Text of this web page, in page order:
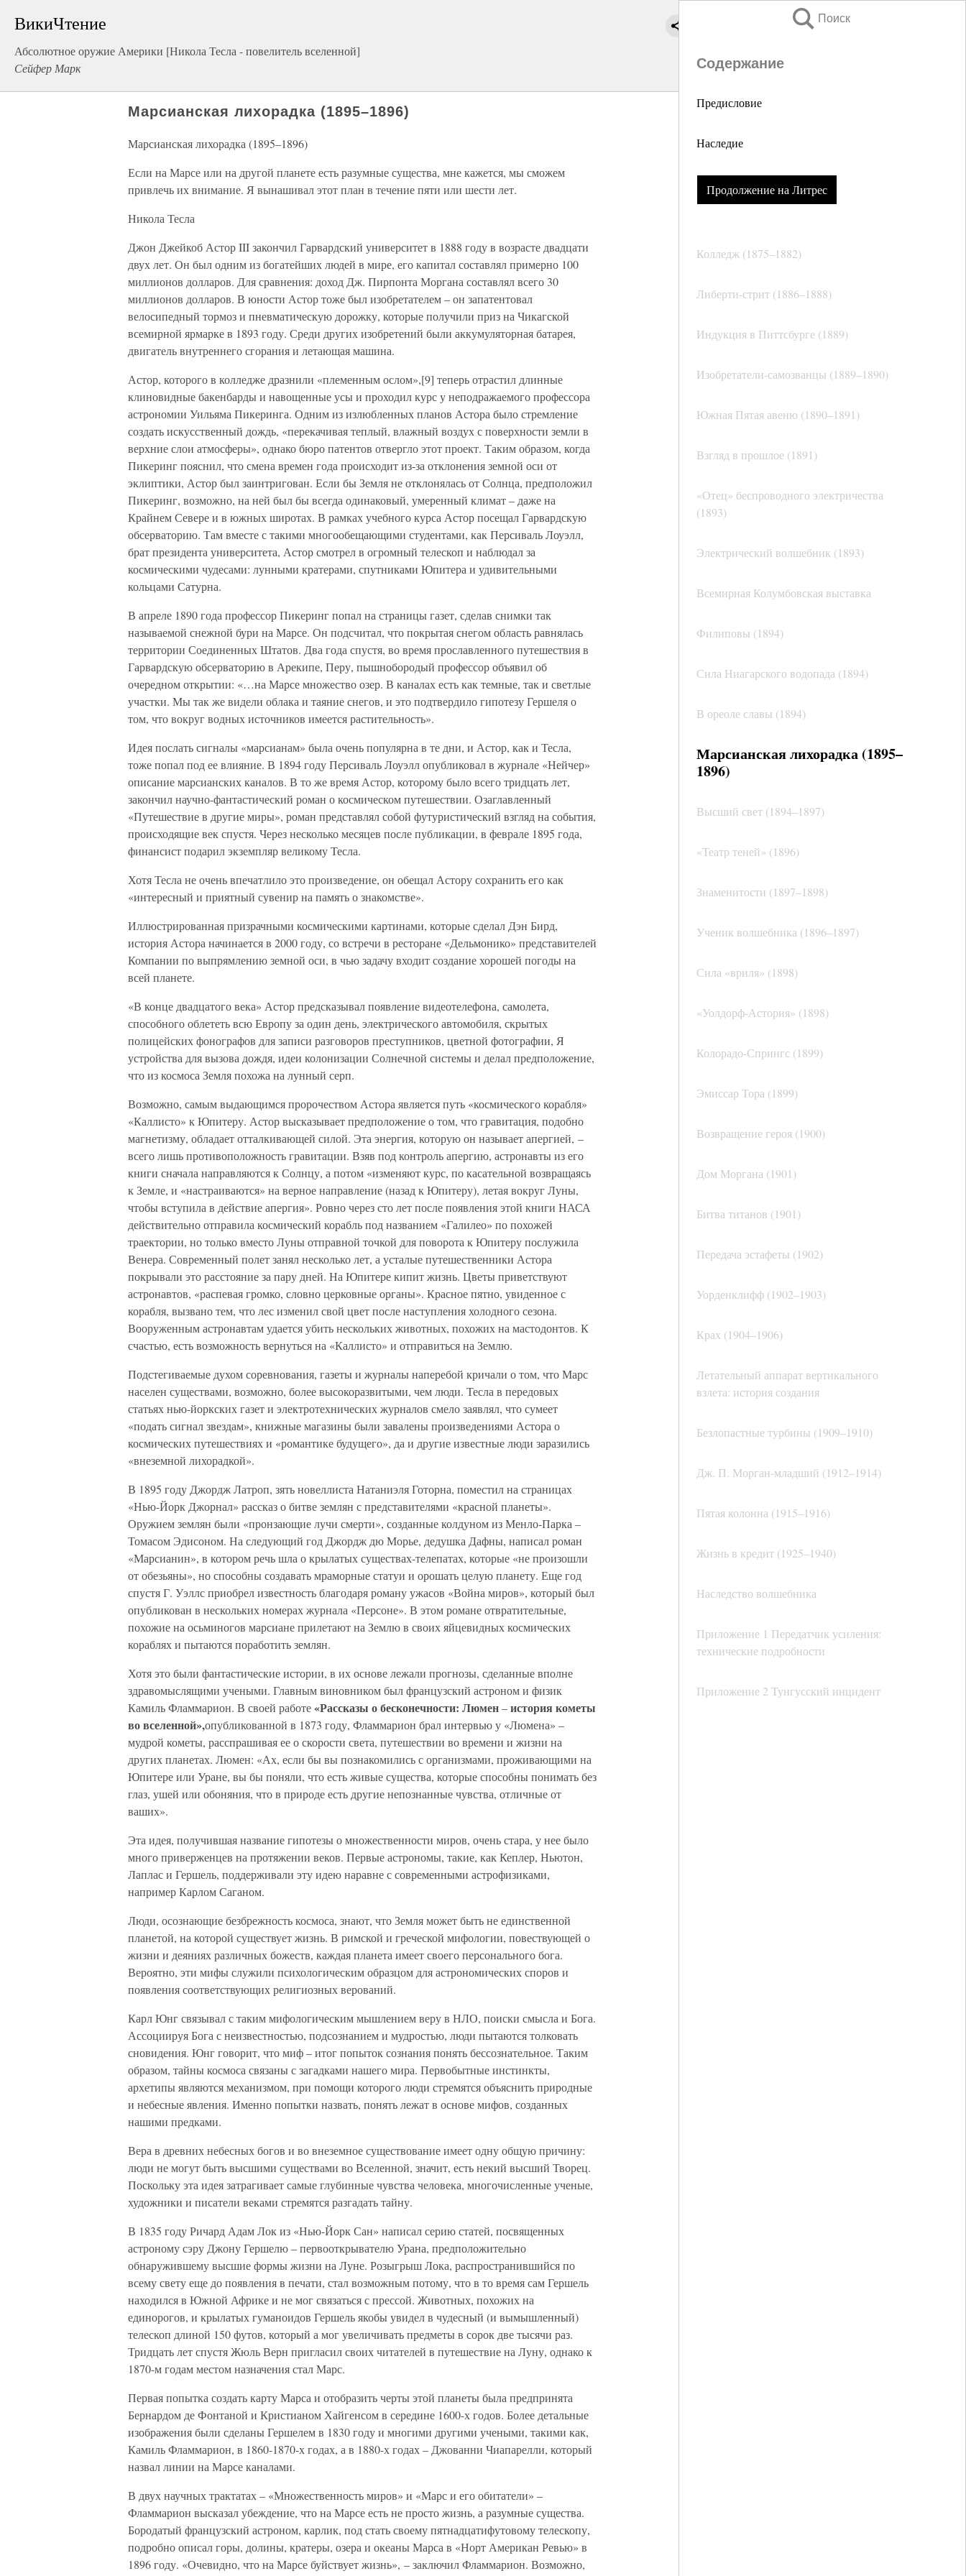
ВикиЧтение
Абсолютное оружие Америки [Никола Тесла - повелитель вселенной]
Сейфер Марк
Поиск
Содержание
Предисловие
Наследие
Продолжение на Литрес
Колледж (1875–1882)
Либерти-стрит (1886–1888)
Индукция в Питтсбурге (1889)
Изобретатели-самозванцы (1889–1890)
Южная Пятая авеню (1890–1891)
Взгляд в прошлое (1891)
«Отец» беспроводного электричества
(1893)
Электрический волшебник (1893)
Всемирная Колумбовская выставка
Филиповы (1894)
Сила Ниагарского водопада (1894)
В ореоле славы (1894)
Марсианская лихорадка (1895–
1896)
Высший свет (1894–1897)
«Театр теней» (1896)
Знаменитости (1897–1898)
Ученик волшебника (1896–1897)
Сила «вриля» (1898)
«Уолдорф-Астория» (1898)
Колорадо-Спрингс (1899)
Эмиссар Тора (1899)
Возвращение героя (1900)
Дом Моргана (1901)
Битва титанов (1901)
Передача эстафеты (1902)
Уорденклифф (1902–1903)
Крах (1904–1906)
Летательный аппарат вертикального
взлета: история создания
Безлопастные турбины (1909–1910)
Дж. П. Морган-младший (1912–1914)
Пятая колонна (1915–1916)
Жизнь в кредит (1925–1940)
Наследство волшебника
Приложение 1 Передатчик усиления:
технические подробности
Приложение 2 Тунгусский инцидент
Марсианская лихорадка (1895–1896)
Марсианская лихорадка (1895–1896)
Если на Марсе или на другой планете есть разумные существа, мне кажется, мы сможем
привлечь их внимание. Я вынашивал этот план в течение пяти или шести лет.
Никола Тесла
Джон Джейкоб Астор III закончил Гарвардский университет в 1888 году в возрасте двадцати
двух лет. Он был одним из богатейших людей в мире, его капитал составлял примерно 100
миллионов долларов. Для сравнения: доход Дж. Пирпонта Моргана составлял всего 30
миллионов долларов. В юности Астор тоже был изобретателем – он запатентовал
велосипедный тормоз и пневматическую дорожку, которые получили приз на Чикагской
всемирной ярмарке в 1893 году. Среди других изобретений были аккумуляторная батарея,
двигатель внутреннего сгорания и летающая машина.
Астор, которого в колледже дразнили «племенным ослом»,[9] теперь отрастил длинные
клиновидные бакенбарды и навощенные усы и проходил курс у неподражаемого профессора
астрономии Уильяма Пикеринга. Одним из излюбленных планов Астора было стремление
создать искусственный дождь, «перекачивая теплый, влажный воздух с поверхности земли в
верхние слои атмосферы», однако бюро патентов отвергло этот проект. Таким образом, когда
Пикеринг пояснил, что смена времен года происходит из-за отклонения земной оси от
эклиптики, Астор был заинтригован. Если бы Земля не отклонялась от Солнца, предположил
Пикеринг, возможно, на ней был бы всегда одинаковый, умеренный климат – даже на
Крайнем Севере и в южных широтах. В рамках учебного курса Астор посещал Гарвардскую
обсерваторию. Там вместе с такими многообещающими студентами, как Персиваль Лоуэлл,
брат президента университета, Астор смотрел в огромный телескоп и наблюдал за
космическими чудесами: лунными кратерами, спутниками Юпитера и удивительными
кольцами Сатурна.
В апреле 1890 года профессор Пикеринг попал на страницы газет, сделав снимки так
называемой снежной бури на Марсе. Он подсчитал, что покрытая снегом область равнялась
территории Соединенных Штатов. Два года спустя, во время прославленного путешествия в
Гарвардскую обсерваторию в Арекипе, Перу, пышнобородый профессор объявил об
очередном открытии: «…на Марсе множество озер. В каналах есть как темные, так и светлые
участки. Мы так же видели облака и таяние снегов, и это подтвердило гипотезу Гершеля о
том, что вокруг водных источников имеется растительность».
Идея послать сигналы «марсианам» была очень популярна в те дни, и Астор, как и Тесла,
тоже попал под ее влияние. В 1894 году Персиваль Лоуэлл опубликовал в журнале «Нейчер»
описание марсианских каналов. В то же время Астор, которому было всего тридцать лет,
закончил научно-фантастический роман о космическом путешествии. Озаглавленный
«Путешествие в другие миры», роман представлял собой футуристический взгляд на события,
происходящие век спустя. Через несколько месяцев после публикации, в феврале 1895 года,
финансист подарил экземпляр великому Тесла.
Хотя Тесла не очень впечатлило это произведение, он обещал Астору сохранить его как
«интересный и приятный сувенир на память о знакомстве».
Иллюстрированная призрачными космическими картинами, которые сделал Дэн Бирд,
история Астора начинается в 2000 году, со встречи в ресторане «Дельмонико» представителей
Компании по выпрямлению земной оси, в чью задачу входит создание хорошей погоды на
всей планете.
«В конце двадцатого века» Астор предсказывал появление видеотелефона, самолета,
способного облететь всю Европу за один день, электрического автомобиля, скрытых
полицейских фонографов для записи разговоров преступников, цветной фотографии, Я
устройства для вызова дождя, идеи колонизации Солнечной системы и делал предположение,
что из космоса Земля похожа на лунный серп.
Возможно, самым выдающимся пророчеством Астора является путь «космического корабля»
«Каллисто» к Юпитеру. Астор высказывает предположение о том, что гравитация, подобно
магнетизму, обладает отталкивающей силой. Эта энергия, которую он называет апергией, –
всего лишь противоположность гравитации. Взяв под контроль апергию, астронавты из его
книги сначала направляются к Солнцу, а потом «изменяют курс, по касательной возвращаясь
к Земле, и «настраиваются» на верное направление (назад к Юпитеру), летая вокруг Луны,
чтобы вступила в действие апергия». Ровно через сто лет после появления этой книги НАСА
действительно отправила космический корабль под названием «Галилео» по похожей
траектории, но только вместо Луны отправной точкой для поворота к Юпитеру послужила
Венера. Современный полет занял несколько лет, а усталые путешественники Астора
покрывали это расстояние за пару дней. На Юпитере кипит жизнь. Цветы приветствуют
астронавтов, «распевая громко, словно церковные органы». Красное пятно, увиденное с
корабля, вызвано тем, что лес изменил свой цвет после наступления холодного сезона.
Вооруженным астронавтам удается убить нескольких животных, похожих на мастодонтов. К
счастью, есть возможность вернуться на «Каллисто» и отправиться на Землю.
Подстегиваемые духом соревнования, газеты и журналы наперебой кричали о том, что Марс
населен существами, возможно, более высокоразвитыми, чем люди. Тесла в передовых
статьях нью-йоркских газет и электротехнических журналов смело заявлял, что сумеет
«подать сигнал звездам», книжные магазины были завалены произведениями Астора о
космических путешествиях и «романтике будущего», да и другие известные люди заразились
«внеземной лихорадкой».
В 1895 году Джордж Латроп, зять новеллиста Натаниэля Готорна, поместил на страницах
«Нью-Йорк Джорнал» рассказ о битве землян с представителями «красной планеты».
Оружием землян были «пронзающие лучи смерти», созданные колдуном из Менло-Парка –
Томасом Эдисоном. На следующий год Джордж дю Морье, дедушка Дафны, написал роман
«Марсианин», в котором речь шла о крылатых существах-телепатах, которые «не произошли
от обезьяны», но способны создавать мраморные статуи и орошать целую планету. Еще год
спустя Г. Уэллс приобрел известность благодаря роману ужасов «Война миров», который был
опубликован в нескольких номерах журнала «Персоне». В этом романе отвратительные,
похожие на осьминогов марсиане прилетают на Землю в своих яйцевидных космических
кораблях и пытаются поработить землян.
Хотя это были фантастические истории, в их основе лежали прогнозы, сделанные вполне
здравомыслящими учеными. Главным виновником был французский астроном и физик
Камиль Фламмарион. В своей работе«Рассказы о бесконечности: Люмен–история кометы
во вселенной»,опубликованной в 1873 году, Фламмарион брал интервью у «Люмена» –
мудрой кометы, расспрашивая ее о скорости света, путешествии во времени и жизни на
других планетах. Люмен: «Ах, если бы вы познакомились с организмами, проживающими на
Юпитере или Уране, вы бы поняли, что есть живые существа, которые способны понимать без
глаз, ушей или обоняния, что в природе есть другие непознанные чувства, отличные от
ваших».
Эта идея, получившая название гипотезы о множественности миров, очень стара, у нее было
много приверженцев на протяжении веков. Первые астрономы, такие, как Кеплер, Ньютон,
Лаплас и Гершель, поддерживали эту идею наравне с современными астрофизиками,
например Карлом Саганом.
Люди, осознающие безбрежность космоса, знают, что Земля может быть не единственной
планетой, на которой существует жизнь. В римской и греческой мифологии, повествующей о
жизни и деяниях различных божеств, каждая планета имеет своего персонального бога.
Вероятно, эти мифы служили психологическим образцом для астрономических споров и
появления соответствующих религиозных верований.
Карл Юнг связывал с таким мифологическим мышлением веру в НЛО, поиски смысла и Бога.
Ассоциируя Бога с неизвестностью, подсознанием и мудростью, люди пытаются толковать
сновидения. Юнг говорит, что миф – итог попыток сознания понять бессознательное. Таким
образом, тайны космоса связаны с загадками нашего мира. Первобытные инстинкты,
архетипы являются механизмом, при помощи которого люди стремятся объяснить природные
и небесные явления. Именно попытки назвать, понять лежат в основе мифов, созданных
нашими предками.
Вера в древних небесных богов и во внеземное существование имеет одну общую причину:
люди не могут быть высшими существами во Вселенной, значит, есть некий высший Творец.
Поскольку эта идея затрагивает самые глубинные чувства человека, многочисленные ученые,
художники и писатели веками стремятся разгадать тайну.
В 1835 году Ричард Адам Лок из «Нью-Йорк Сан» написал серию статей, посвященных
астроному сэру Джону Гершелю – первооткрывателю Урана, предположительно
обнаружившему высшие формы жизни на Луне. Розыгрыш Лока, распространившийся по
всему свету еще до появления в печати, стал возможным потому, что в то время сам Гершель
находился в Южной Африке и не мог связаться с прессой. Животных, похожих на
единорогов, и крылатых гуманоидов Гершель якобы увидел в чудесный (и вымышленный)
телескоп длиной 150 футов, который а мог увеличивать предметы в сорок две тысячи раз.
Тридцать лет спустя Жюль Верн пригласил своих читателей в путешествие на Луну, однако к
1870-м годам местом назначения стал Марс.
Первая попытка создать карту Марса и отобразить черты этой планеты была предпринята
Бернардом де Фонтаной и Кристианом Хайгенсом в середине 1600-х годов. Более детальные
изображения были сделаны Гершелем в 1830 году и многими другими учеными, такими как,
Камиль Фламмарион, в 1860-1870-х годах, а в 1880-х годах – Джованни Чиапарелли, который
назвал линии на Марсе каналами.
В двух научных трактатах – «Множественность миров» и «Марс и его обитатели» –
Фламмарион высказал убеждение, что на Марсе есть не просто жизнь, а разумные существа.
Бородатый французский астроном, карлик, под стать своему пятнадцатифутовому телескопу,
подробно описал горы, долины, кратеры, озера и океаны Марса в «Норт Американ Ревью» в
1896 году. «Очевидно, что на Марсе буйствует жизнь», – заключил Фламмарион. Возможно,